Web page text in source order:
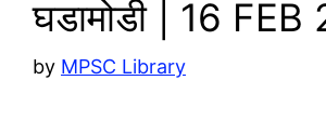
घडामोडी | 16
by MPSC Library